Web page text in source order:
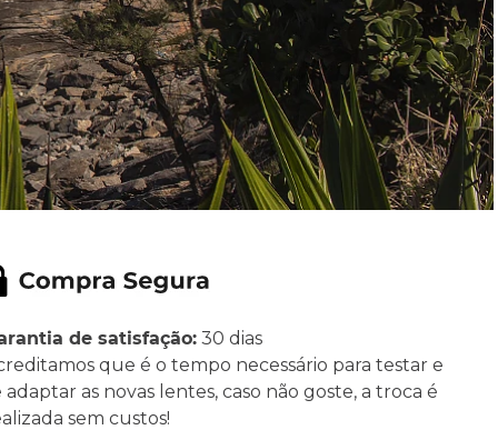
de satisfação:30 dias
que é o tempo necessário para testar e
adaptar as novas lentes, caso não goste, a troca é
sem custos!